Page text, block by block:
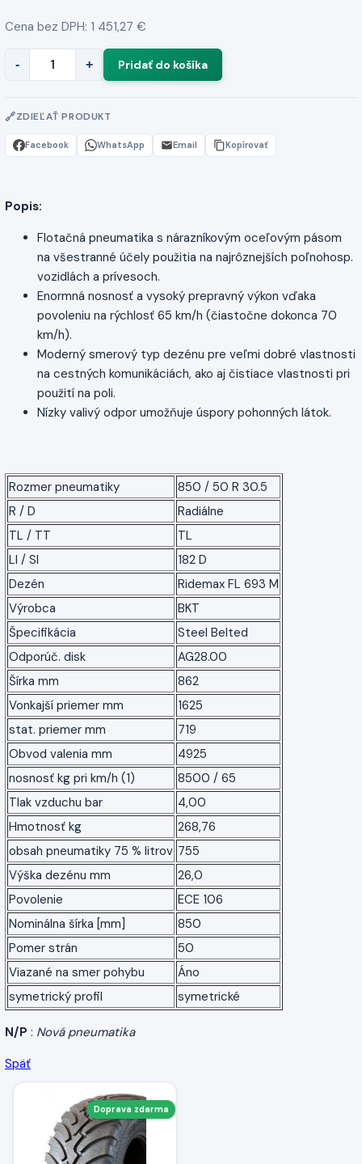
Cena bez DPH: 1 451,27 €
- +
ZDIEĽAŤ PRODUKT
Facebook WhatsApp Email Kopírovať
Popis:
Flotačná pneumatika s nárazníkovým oceľovým pásom
na všestranné účely použitia na najrôznejších poľnohosp.
vozidlách a prívesoch.
Enormná nosnosť a vysoký prepravný výkon vďaka
povoleniu na rýchlosť 65 km/h (čiastočne dokonca 70
km/h).
Moderný smerový typ dezénu pre veľmi dobré vlastnosti
na cestných komunikáciách, ako aj čistiace vlastnosti pri
použití na poli.
Nízky valivý odpor umožňuje úspory pohonných látok.
Rozmer pneumatiky
850 / 50 R 30.5
R / D
Radiálne
TL / TT
TL
LI / SI
182 D
Dezén
Ridemax FL 693 M
Výrobca
BKT
Špecifikácia
Steel Belted
Odporúč. disk
AG28.00
Šírka mm
862
Vonkajší priemer mm
1625
stat. priemer mm
719
Obvod valenia mm
4925
nosnosť kg pri km/h (1)
8500 / 65
Tlak vzduchu bar
4,00
Hmotnosť kg
268,76
obsah pneumatiky 75 % litrov 755
Výška dezénu mm
26,0
Povolenie
ECE 106
Nominálna šírka [mm]
850
Pomer strán
50
Viazané na smer pohybu
Áno
symetrický profil
symetrické
N/P : Nová pneumatika
Späť
Doprava zdarma